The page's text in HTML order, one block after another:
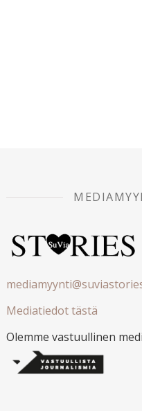
Mediatiedot tästä
Olemme vastuullinen